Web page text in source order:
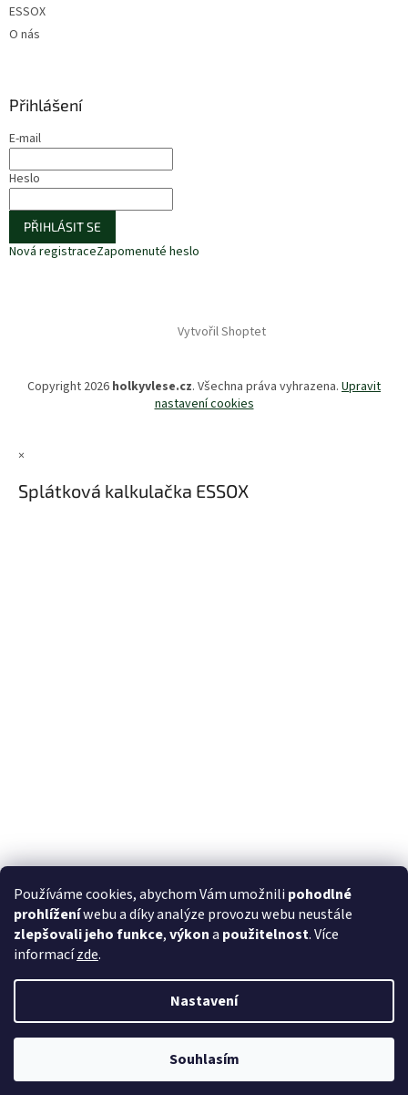
Používáme cookies, abychom Vám umožnili pohodlné
prohlíženíwebu a díky analýze provozu webu neustále
zlepšovali jeho funkce,výkona použitelnost. Více
informacízde.
Nastavení
Souhlasím
ESSOX
O nás
Přihlášení
E-mail
Heslo
PŘIHLÁSIT SE
Nová registraceZapomenuté heslo
Vytvořil Shoptet
Copyright 2026 holkyvlese.cz. Všechna práva vyhrazena. Upravit
nastavení cookies
×
Splátková kalkulačka ESSOX